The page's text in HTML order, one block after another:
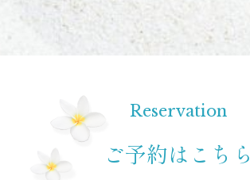
Reservation
ご予約はこちら